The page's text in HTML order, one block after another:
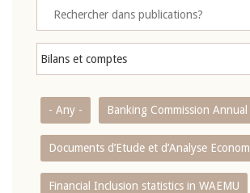
- Any - Banking Commission
Documents d’Etude et d’Analyse
Financial Inclusion statistics in WAEMU